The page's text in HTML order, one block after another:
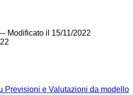
Modificato il 15/11/2022
Previsioni e Valutazioni da modello